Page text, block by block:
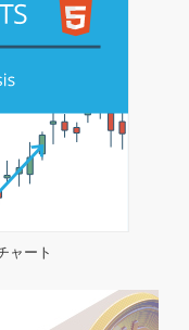
ャート